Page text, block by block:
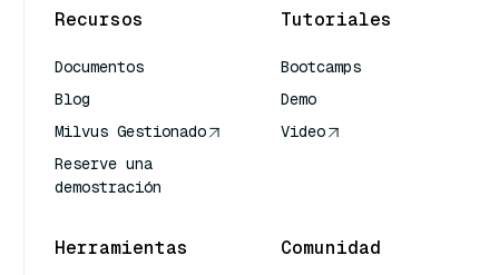
Recursos
Documentos
Blog
Milvus Gestionado
Reserve una
demostración
Tutoriales
Bootcamps
Demo
Video
Herramientas Comunidad